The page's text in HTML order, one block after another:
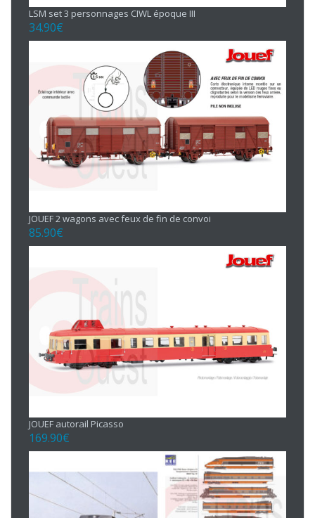
LSM set 3 personnages CIWL époque III
34.90€
JOUEF 2 wagons avec feux de fin de convoi
85.90€
JOUEF autorail Picasso
169.90€